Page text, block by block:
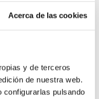
Acerca de las cookies
y de terceros
de nuestra web.
configurarlas pulsando
pico de llamadas y
los agentes, ya que
a los clientes